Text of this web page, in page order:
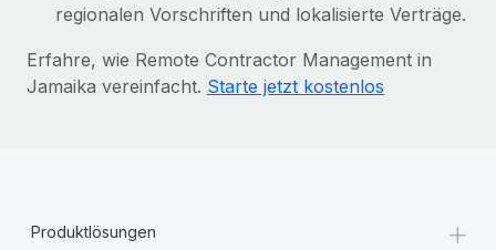
regionalen Vorschriften und lokalisierte Verträge.
Erfahre, wie Remote Contractor Management in
Jamaika vereinfacht. Starte jetzt kostenlos
Produktlösungen +